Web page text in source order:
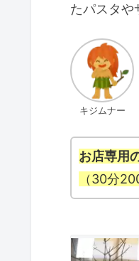
たパスタや
キジムナー
お店専用
（30分